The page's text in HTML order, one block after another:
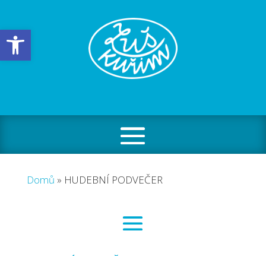
Open toolbar
Domů » HUDEBNÍ PODVEČER